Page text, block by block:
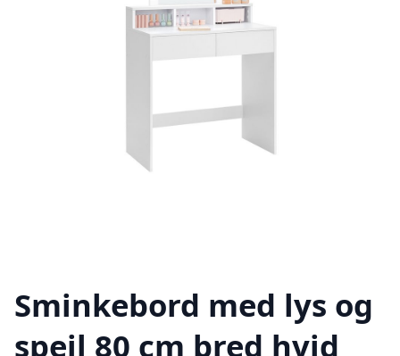
Sminkebord med lys og
spejl 80 cm bred hvid